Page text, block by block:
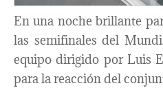
En una noche brillante
las semifinales del
equipo dirigido por Luis
para la reacción del